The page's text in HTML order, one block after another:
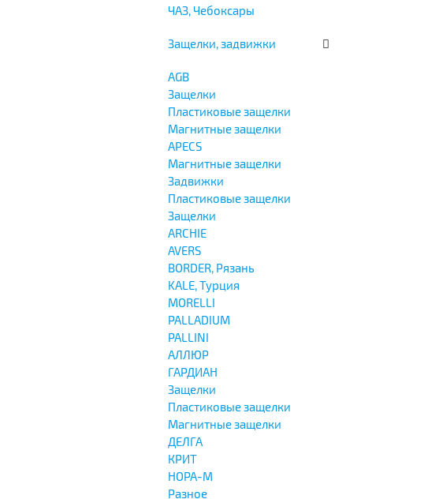
ЧАЗ, Чебоксары
Защелки, задвижки
AGB
Защелки
Пластиковые защелки
Магнитные защелки
APECS
Магнитные защелки
Задвижки
Пластиковые защелки
Защелки
ARCHIE
AVERS
BORDER, Рязань
KALE, Турция
MORELLI
PALLADIUM
PALLINI
АЛЛЮР
ГАРДИАН
Защелки
Пластиковые защелки
Магнитные защелки
ДЕЛГА
КРИТ
НОРА-М
Разное